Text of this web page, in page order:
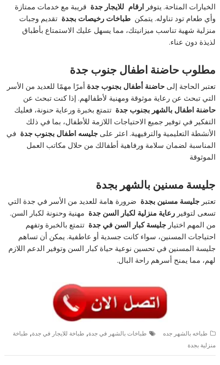
الخيارات المتاحة. يتوفرارقام للايجار جدة قريبة مع خدمات ممتازة
وأي طعام تود تناوله. يتمكن طباخات رخيصات بجدة تقديم وجبات
منزلية شهية تناسب ميزانيتك، مما يسهل عليك الاستمتاع بأطباق
لذيذة دون عناء.
مطلوب حاضنة اطفال جنوب جدة
تعتبر الحاجة إلىحاضنة أطفال بجنوب جدة أمرًا مهمًا للعديد من الأسر
التي تبحث عن رعاية موثوقة ومهنية لأطفالهم. إذا كنت تبحث عن
حاضنة اطفال بالشهر بجنوب جدة تتمتع بخبرة ورعاية حنونة، فعليك
التفكير في توفير جميع الاحتياجات اللازمة للأطفال، بما في ذلك
الأنشطة التعليمية والترفيهية. اعثر علىجليسه اطفال بجنوب جدة في
المناسبة لضمان سلامة ورفاهية أطفالك من حلال مكاتب العمل
الموثوقة
جليسة مسنين بالشهر بجدة
تعتبرجليسة مسنين بجدة ضرورة هامة للعديد من الأسر في جدة التي
تسعى لتوفيررعاية منزلية لكبار السن جدة مهنية وحنونة لكبار السن.
من المهم اختيارجليسة كبار السن في جدة تتمتع بالخبرة وتفهم
احتياجات المسنين، سواء كانت جسدية أو عاطفية. يمكن أن تساهم
جليسة المسنين في تحسين نوعية حياة كبار السن وتوفير الدعم اللازم
لهم، مما يمنح أسرهم راحة البال.
طباخه بالشهر جده طباخات بالشهر في جدة, طباخة للايجار في جدة, طباخة
منزلية بجدة